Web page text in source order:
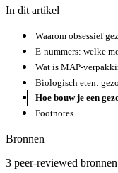
In dit artikel
Waarom obsessief
E-nummers: welke
Wat is MAP-
Biologisch eten:
Hoe bouw je een
Footnotes
Bronnen
3 peer-reviewed